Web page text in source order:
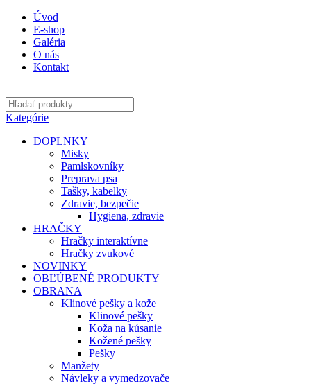
Úvod
E-shop
Galéria
O nás
Kontakt
Kategórie
DOPLNKY
Misky
Pamlskovníky
Preprava psa
Tašky, kabelky
Zdravie, bezpečie
Hygiena, zdravie
HRAČKY
Hračky interaktívne
Hračky zvukové
NOVINKY
OBĽÚBENÉ PRODUKTY
OBRANA
Klinové pešky a kože
Klinové pešky
Koža na kúsanie
Kožené pešky
Pešky
Manžety
Návleky a vymedzovače